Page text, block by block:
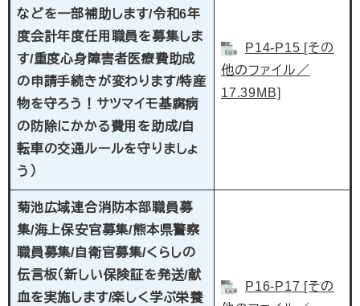
などを一部補助します/令和6年
度会計年度任用職員を募集しま
す/重度心身障害者医療費助成
の申請手続きが変わります​/特産
物を守ろう！サツマイモ基腐病
の防除にかかる費用を助成/自
転車の交通ルールを守りましょ
う）
P14-P15 [その
他のファイル／
17.39MB]
​菊池広域連合消防本部職員募
集/海上保安官募集/熊本県警察
職員募集/自衛官募集/くらしの
伝言板（新しい保険証を発送/献
血を実施します/楽しく学ぶ栄養
P16-P17 [その